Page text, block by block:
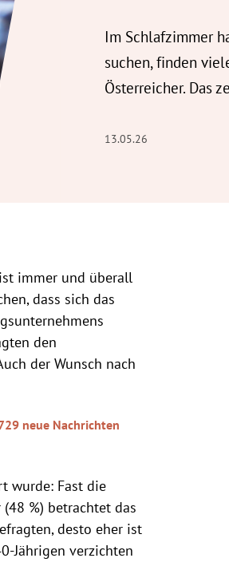
Im Schlafzimmer
suchen, finden
Österreicher. Das
13.05.26
ist immer und überall
dass sich das
den
der Wunsch nach
neue Nachrichten
wurde: Fast die
%) betrachtet das
desto eher ist
Jährigen verzichten